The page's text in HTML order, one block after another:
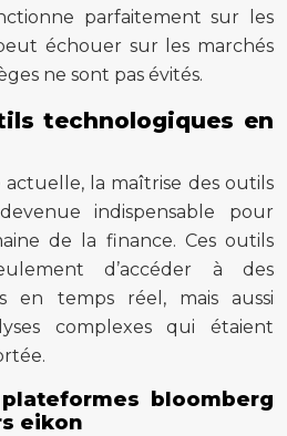
parfaitement sur les
échouer sur les marchés
ne sont pas évités.
technologiques en
actuelle, la maîtrise des outils
indispensable pour
de la finance. Ces outils
d’accéder à des
en temps réel, mais aussi
complexes qui étaient
bloomberg
eikon